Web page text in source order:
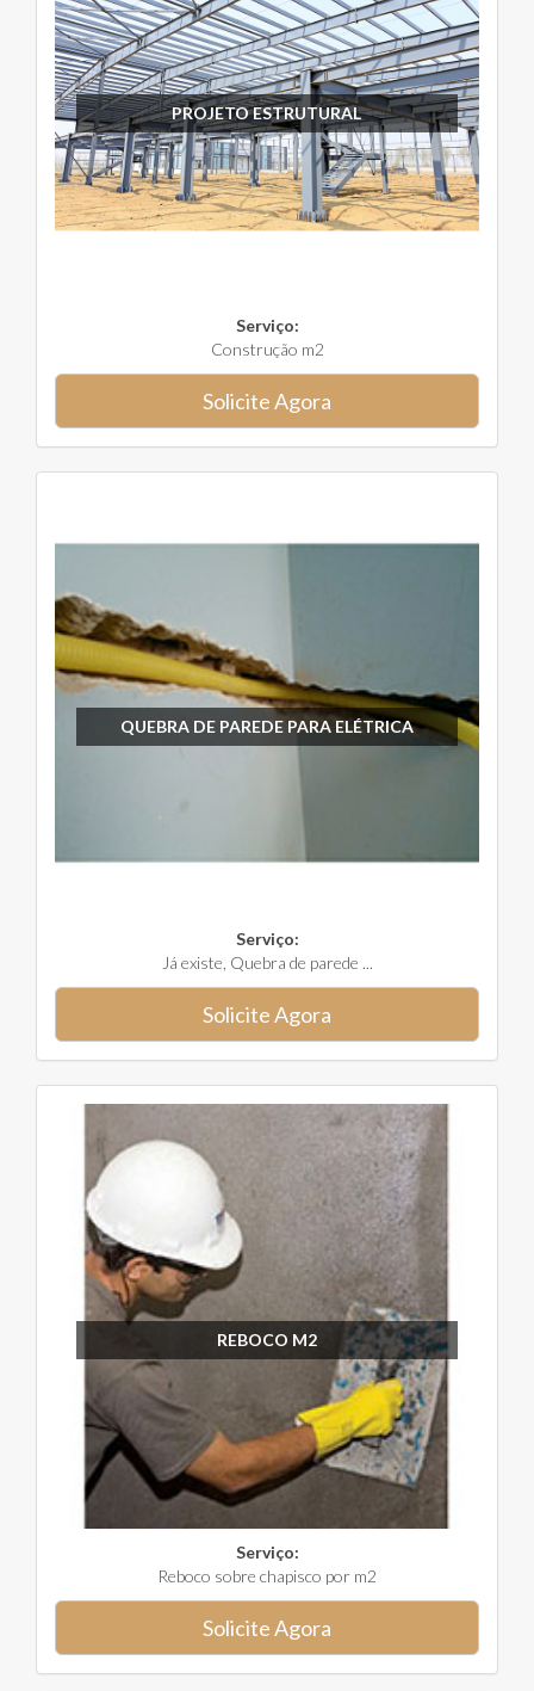
PROJETO ESTRUTURAL
Serviço:
Construção m2
Solicite Agora
QUEBRA DE PAREDE PARA ELÉTRICA
Serviço:
Já existe, Quebra de parede ...
Solicite Agora
REBOCO M2
Serviço:
Reboco sobre chapisco por m2
Solicite Agora